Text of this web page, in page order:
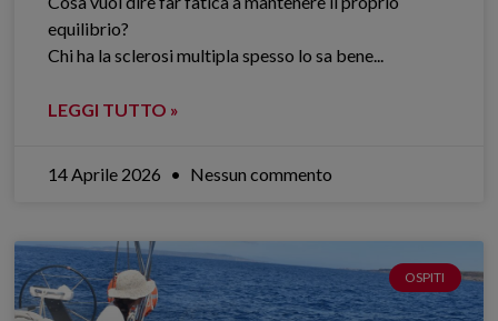
equilibrio?
Chi ha la sclerosi multipla spesso lo sa bene.​..
LEGGI TUTTO »
14 Aprile 2026 Nessun commento
OSPITI